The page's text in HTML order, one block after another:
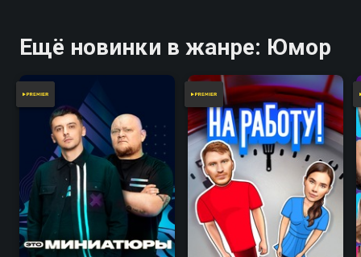
Ещё новинки в жанре: Юмор